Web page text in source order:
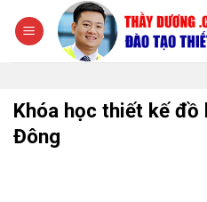
đến
Khóa học thiết kế đồ
Đông